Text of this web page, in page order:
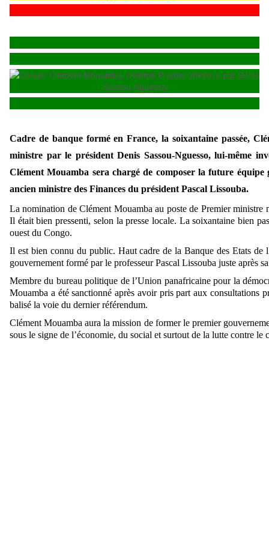
Cadre de banque formé en France, la soixantaine passée,
ministre par le président Denis Sassou-Nguesso, lui-même
Clément Mouamba sera chargé de composer la future
ancien ministre des Finances du président Pascal Lissouba.
La nomination de Clément Mouamba au poste de Premier ministre
Il était bien pressenti, selon la presse locale. La soixantaine bien
ouest du Congo.
Il est bien connu du public. Haut cadre de la Banque des Etats
gouvernement formé par le professeur Pascal Lissouba juste après
Membre du bureau politique de l’Union panafricaine pour la
Mouamba a été sanctionné après avoir pris part aux
balisé la voie du dernier référendum.
Clément Mouamba aura la mission de former le premier
sous le signe de l’économie, du social et surtout de la lutte contre le